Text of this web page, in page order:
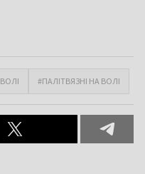
#ПАЛІТВЯЗНІ НА ВОЛІ